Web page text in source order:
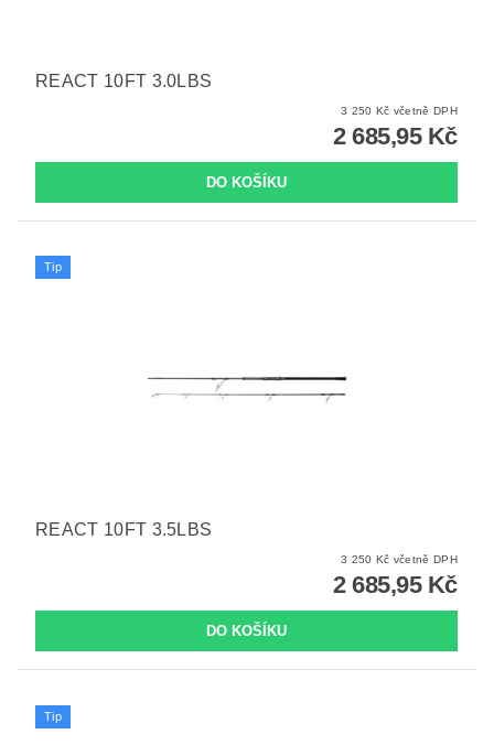
REACT 10FT 3.0LBS
3 250 Kč včetně DPH
2 685,95 Kč
Tip
REACT 10FT 3.5LBS
3 250 Kč včetně DPH
2 685,95 Kč
Tip